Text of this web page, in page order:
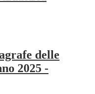
delle
2025 -